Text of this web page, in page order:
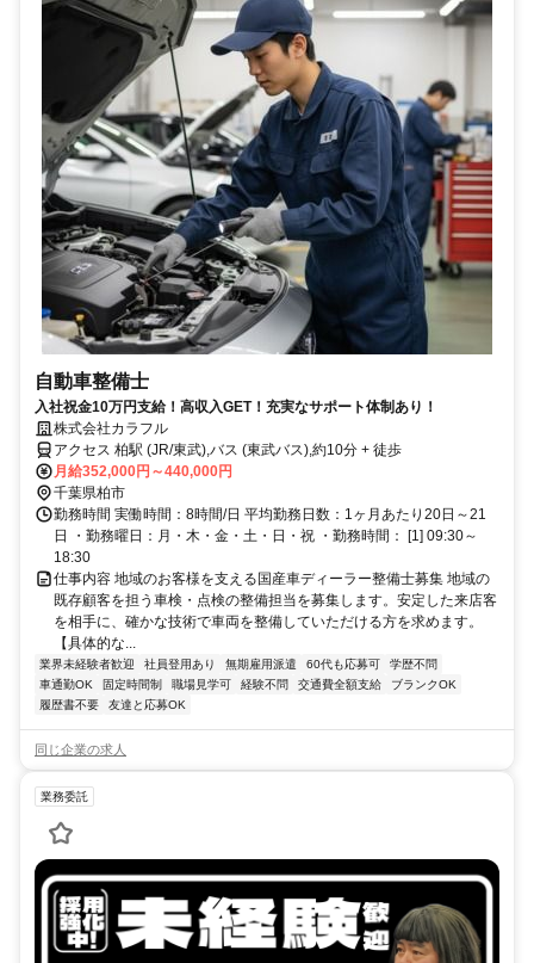
自動車整備士
入社祝金10万円支給！高収入GET！充実なサポート体制あり！
株式会社カラフル
アクセス 柏駅 (JR/東武),バス (東武バス),約10分 + 徒歩
月給352,000円～440,000円
千葉県柏市
勤務時間 実働時間：8時間/日 平均勤務日数：1ヶ月あたり20日～21
日 ・勤務曜日：月・木・金・土・日・祝 ・勤務時間： [1] 09:30～
18:30
仕事内容 地域のお客様を支える国産車ディーラー整備士募集 地域の
既存顧客を担う車検・点検の整備担当を募集します。安定した来店客
を相手に、確かな技術で車両を整備していただける方を求めます。
【具体的な...
業界未経験者歓迎 社員登用あり 無期雇用派遣 60代も応募可
学歴不問
車通勤OK
固定時間制 職場見学可 経験不問 交通費全額支給
ブランクOK
履歴書不要
友達と応募OK
同じ企業の求人
業務委託